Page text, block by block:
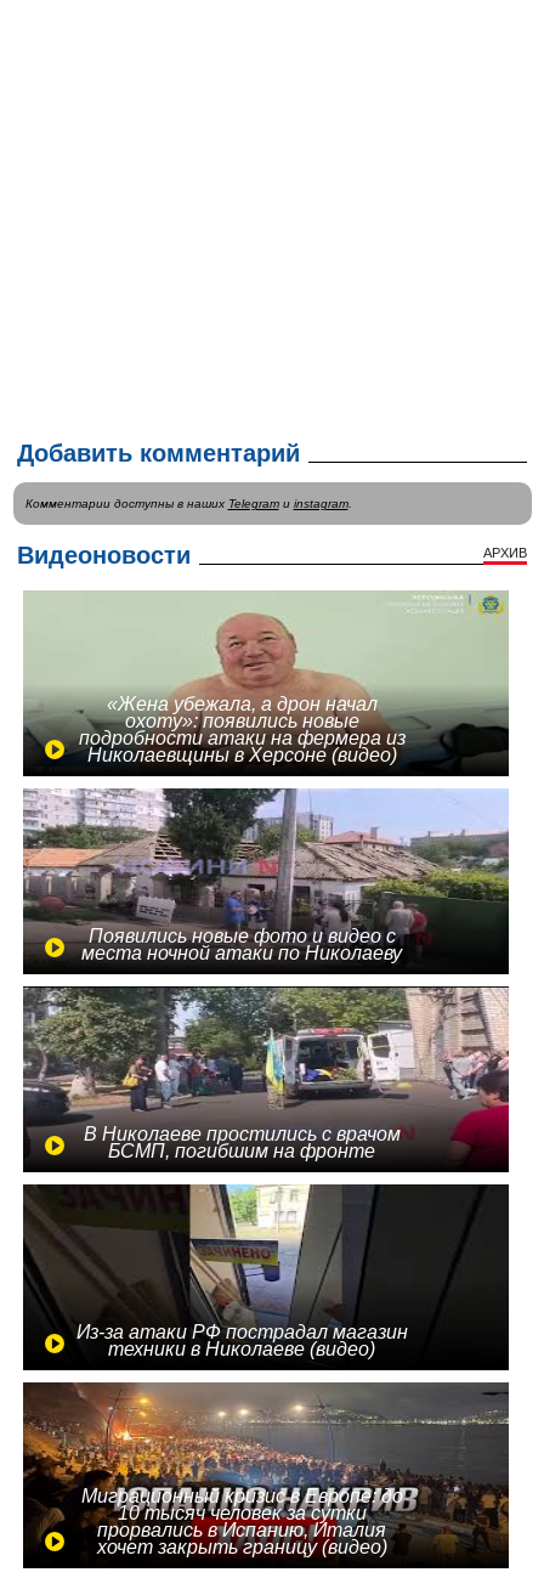
Добавить комментарий
Комментарии доступны в наших Telegramи instagram.
Видеоновости АРХИВ
«Жена убежала, а дрон начал
охоту»: появились новые
подробности атаки на фермера из
Николаевщины в Херсоне (видео)
Появились новые фото и видео с
места ночной атаки по Николаеву
В Николаеве простились с врачом
БСМП, погибшим на фронте
Из-за атаки РФ пострадал магазин
техники в Николаеве (видео)
Миграционный кризис в Европе: до
10 тысяч человек за сутки
прорвались в Испанию, Италия
хочет закрыть границу (видео)